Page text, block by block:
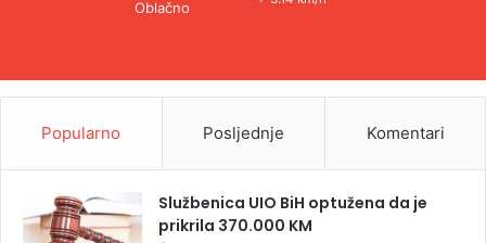
Oblačno
Popularno Posljednje Komentari
Službenica UIO BiH optužena da je
prikrila 370.000 KM